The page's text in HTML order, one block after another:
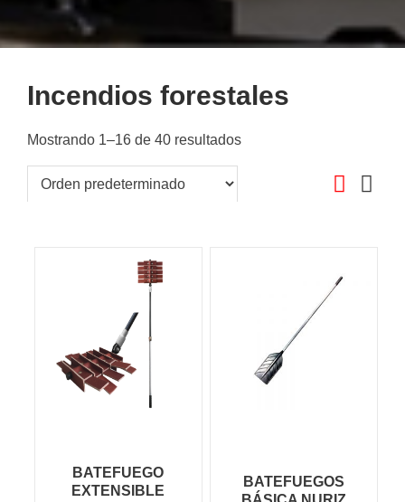
Incendios forestales
Mostrando 1–16 de 40 resultados
BATEFUEGO
EXTENSIBLE
BATEFUEGOS